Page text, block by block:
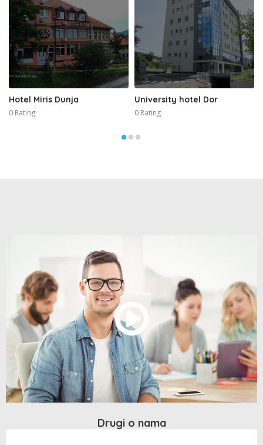
Hotel Miris Dunja
0 Rating
University hotel Dor
0 Rating
Drugi o nama